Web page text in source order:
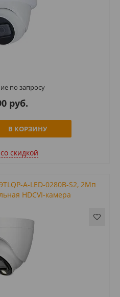
по запросу
руб.
В КОРЗИНУ
скидкой
A-LED-0280B-S2, 2Mп
HDCVI-камера